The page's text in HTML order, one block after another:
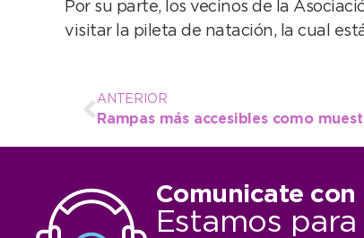
Por su parte, los vecinos de la
visitar la pileta de natación, la cual
ANTERIOR
Comunicate con
Estamos